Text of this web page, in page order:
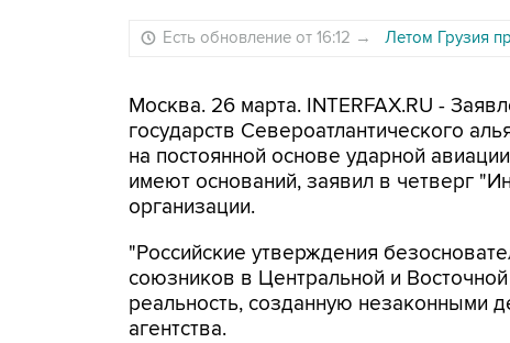
Есть обновление от 16:12 → Летом Грузия
Москва. 26 марта. INTERFAX.RU -
государств Североатлантического
на постоянной основе ударной
имеют оснований, заявил в четверг
организации.
"Российские утверждения
союзников в Центральной и
реальность, созданную незаконными
агентства.